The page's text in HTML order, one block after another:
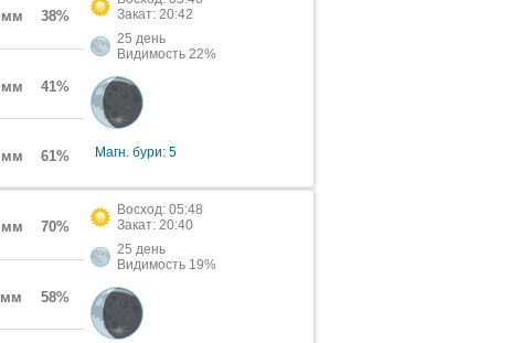
мм 38%
мм 41%
мм 61%
Закат: 20:42
25 день
Видимость 22%
Магн. бури: 5
мм 70%
мм 58%
Восход: 05:48
Закат: 20:40
25 день
Видимость 19%